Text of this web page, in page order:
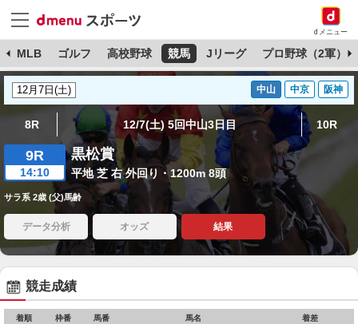
dメニュー
MLB ゴルフ 高校野球 競馬 Jリーグ プロ野球（2軍）
中山 中京 阪神
8R 12/7(土) 5回中山3日目 10R
9R
14:10
黒松賞
平地 芝 右 外回り・1200m 8頭
サラ系 2歳 (父)馬齢
データ分析 オッズ 結果
競走成績
着順 枠番 馬番 馬名 着差